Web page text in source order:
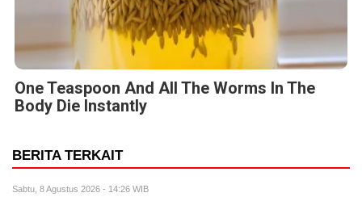
One Teaspoon And All The Worms In The
Body Die Instantly
BERITA TERKAIT
Sabtu, 8 Agustus 2026 - 14:26 WIB